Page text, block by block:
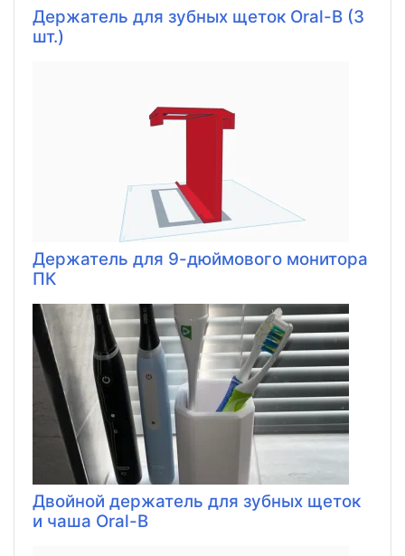
Держатель для зубных щеток Oral-B (3
шт.)
Держатель для 9-дюймового монитора
ПК
Двойной держатель для зубных щеток
и чаша Oral-B